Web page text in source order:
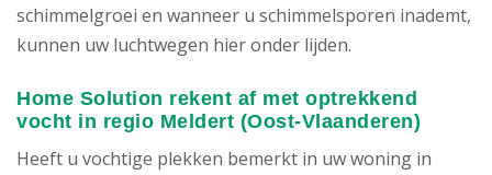
schimmelgroei en wanneer u schimmelsporen inademt,
kunnen uw luchtwegen hier onder lijden.
Home Solution rekent af met optrekkend
vocht in regio Meldert (Oost-Vlaanderen)
Heeft u vochtige plekken bemerkt in uw woning in